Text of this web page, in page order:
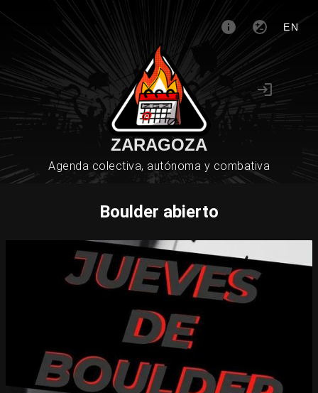
EN
ZARAGOZA
Agenda colectiva, autónoma y combativa
Boulder abierto